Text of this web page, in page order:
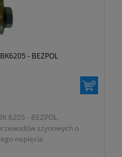
- BEZPOL
6205 - BEZPOL
szynowych o
napięcia